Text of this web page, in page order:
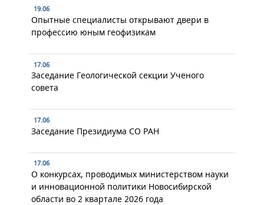
19.06
Опытные специалисты открывают двери в
профессию юным геофизикам
17.06
Заседание Геологической секции Ученого
совета
17.06
Заседание Президиума СО РАН
17.06
О конкурсах, проводимых министерством науки
и инновационной политики Новосибирской
области во 2 квартале 2026 года